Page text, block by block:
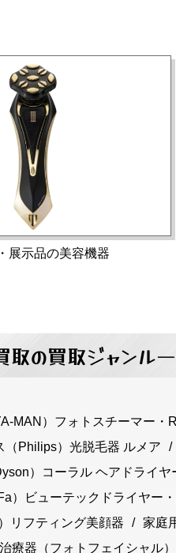
展示品の美容機器
取の買取ジャンル
MAN）フォトスチーマー・
（Philips）光脱毛器 ルメア
）コーラル ヘアドライヤ
）ビューテックドライヤー
リフティング美顔器
家庭
療器（フォトフェイシャル）